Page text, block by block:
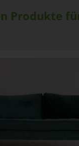
Produkte